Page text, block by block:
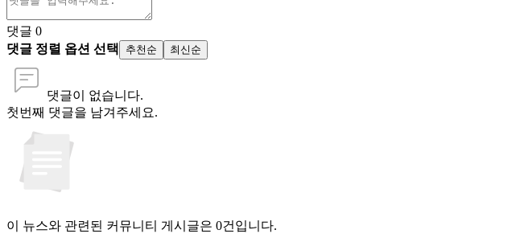
댓글 0
댓글 정렬 옵션 선택
추천순 최신순
댓글이 없습니다.
첫번째 댓글을 남겨주세요.
이 뉴스와 관련된 커뮤니티 게시글은 0건입니다.